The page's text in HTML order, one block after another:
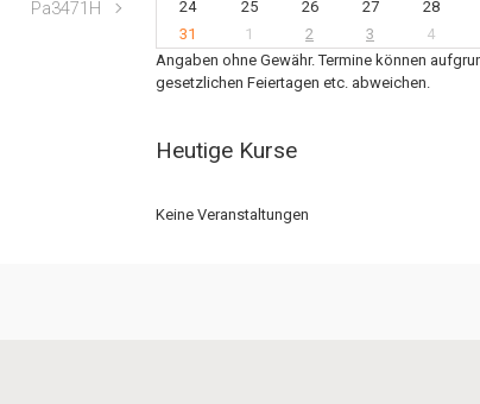
Pa3471H
24
25 26 27 28
31
1 2 3 4
Angaben ohne Gewähr. Termine können
gesetzlichen Feiertagen etc. abweichen.
Heutige Kurse
Keine Veranstaltungen